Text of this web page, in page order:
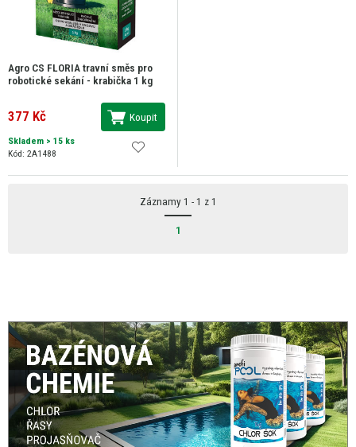
Agro CS FLORIA travní směs pro
robotické sekání - krabička 1 kg
377 Kč Koupit
Skladem > 15 ks
Kód: 2A1488
Záznamy 1 - 1 z 1
1